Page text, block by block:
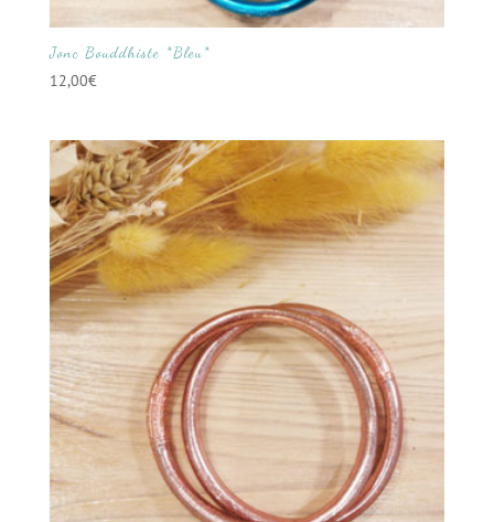
Jonc Bouddhiste *Bleu*
12,00€